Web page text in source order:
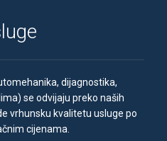
dijagnostika,
se odvijaju preko naših
vrhunsku kvalitetu usluge po
cijenama.